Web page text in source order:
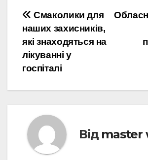
Навігація
записів
Смаколики для
наших захисників,
які знаходяться на
лікуванні у
госпіталі
Від master